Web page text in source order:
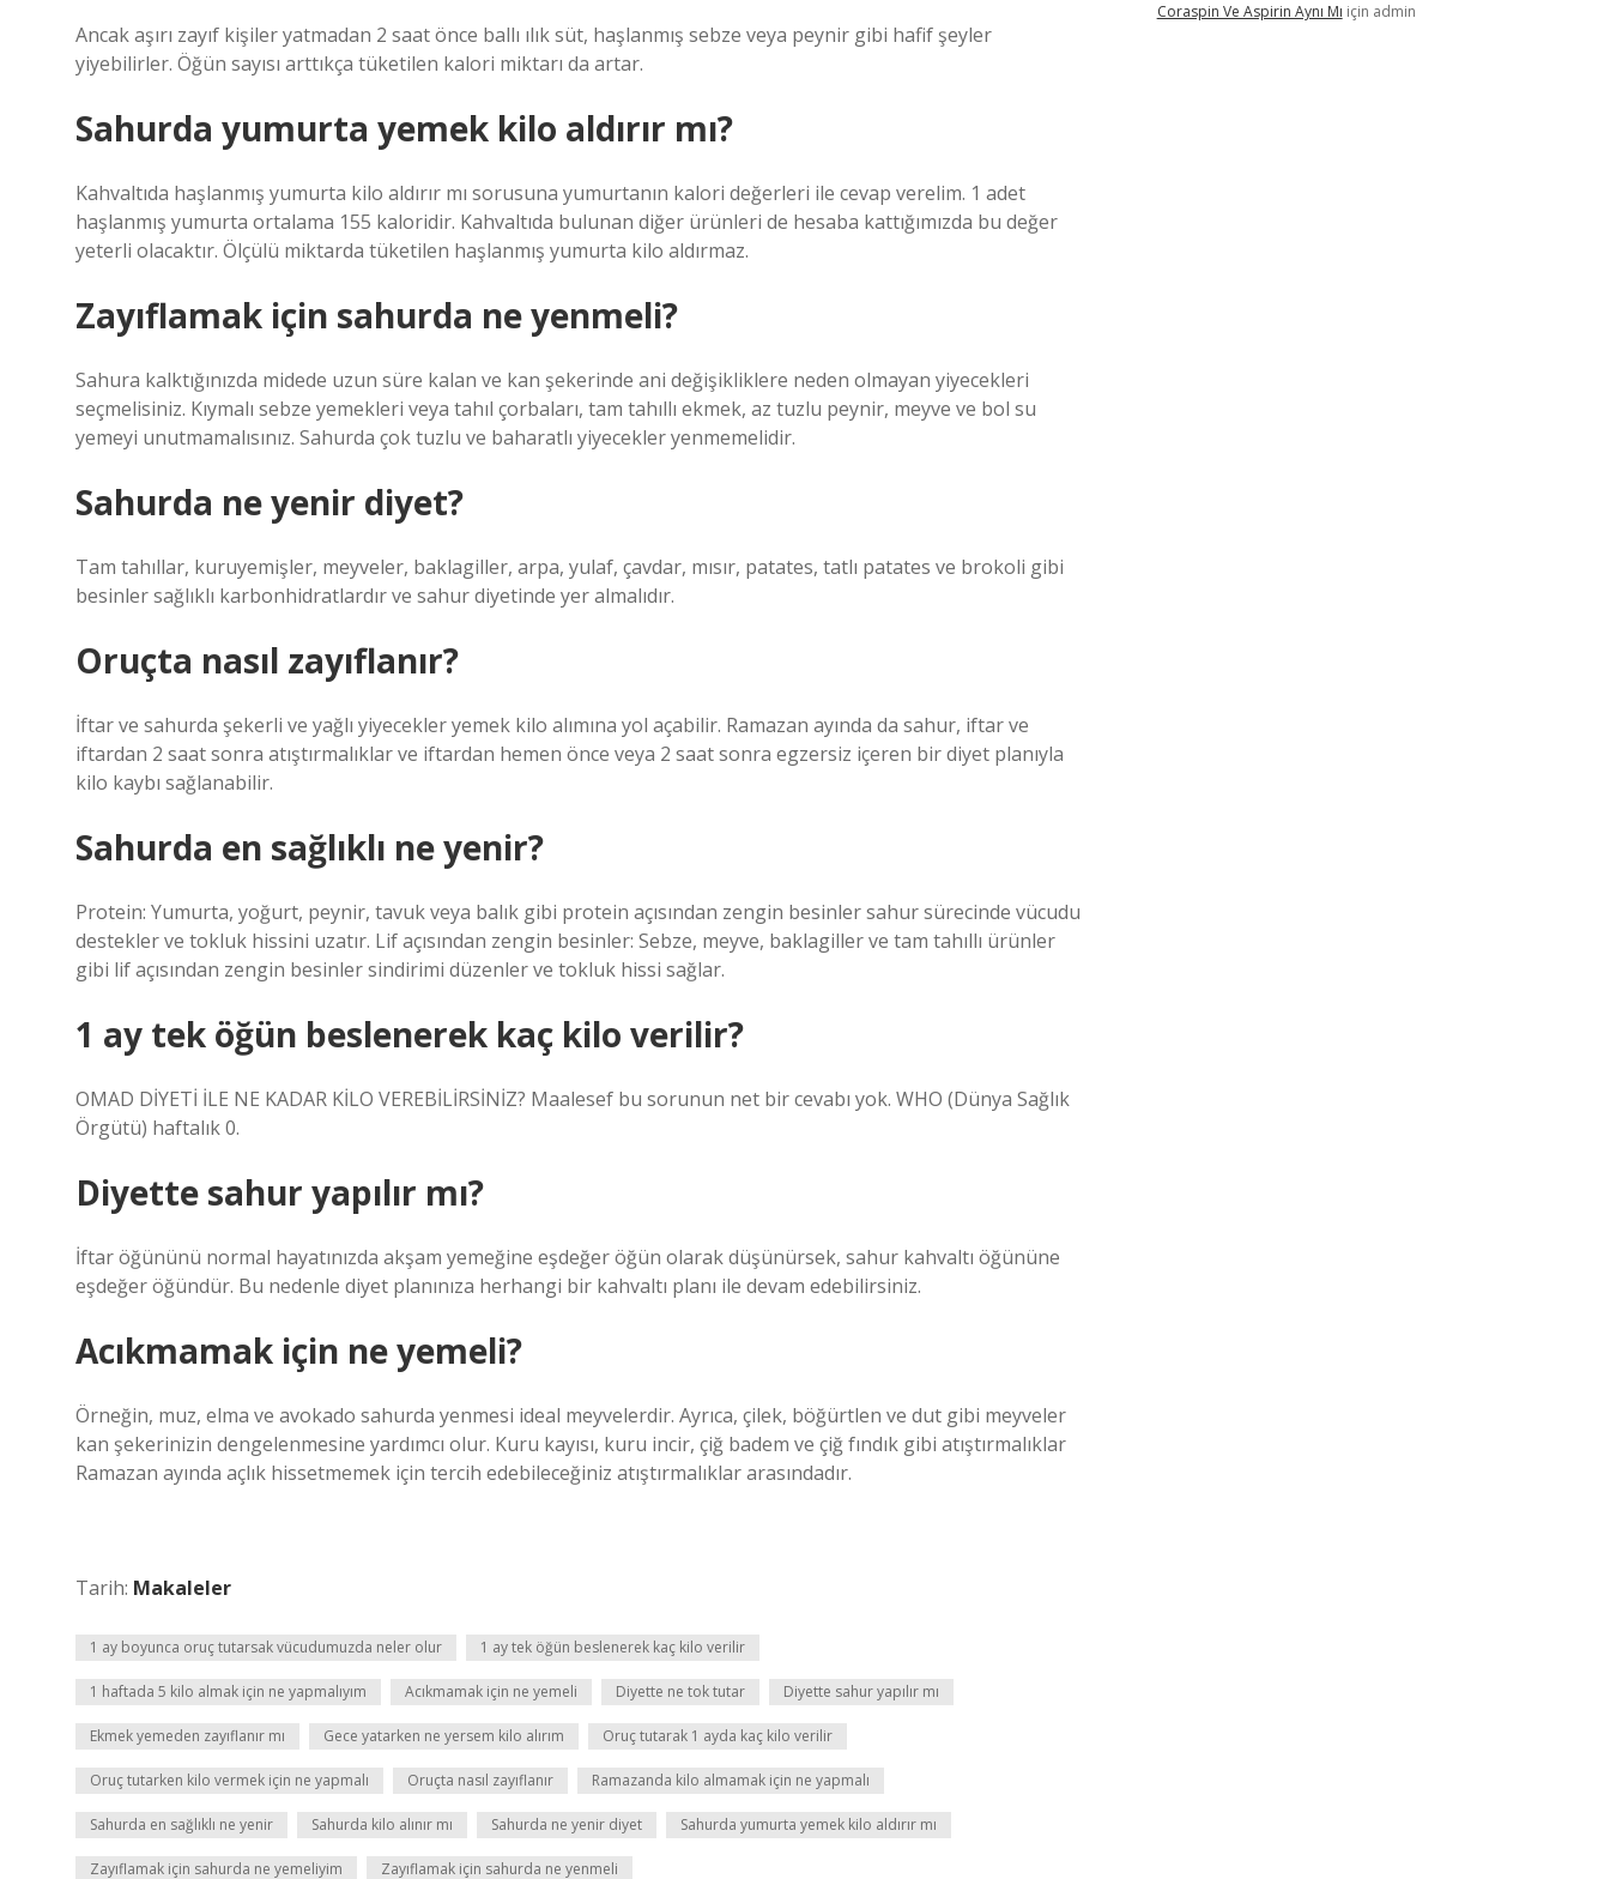
Ancak aşırı zayıf kişiler yatmadan 2 saat önce ballı ılık süt, haşlanmış sebze veya peynir gibi hafif şeyler
yiyebilirler. Öğün sayısı arttıkça tüketilen kalori miktarı da artar.
Sahurda yumurta yemek kilo aldırır mı?
Kahvaltıda haşlanmış yumurta kilo aldırır mı sorusuna yumurtanın kalori değerleri ile cevap verelim. 1 adet
haşlanmış yumurta ortalama 155 kaloridir. Kahvaltıda bulunan diğer ürünleri de hesaba kattığımızda bu değer
yeterli olacaktır. Ölçülü miktarda tüketilen haşlanmış yumurta kilo aldırmaz.
Zayıflamak için sahurda ne yenmeli?
Sahura kalktığınızda midede uzun süre kalan ve kan şekerinde ani değişikliklere neden olmayan yiyecekleri
seçmelisiniz. Kıymalı sebze yemekleri veya tahıl çorbaları, tam tahıllı ekmek, az tuzlu peynir, meyve ve bol su
yemeyi unutmamalısınız. Sahurda çok tuzlu ve baharatlı yiyecekler yenmemelidir.
Sahurda ne yenir diyet?
Tam tahıllar, kuruyemişler, meyveler, baklagiller, arpa, yulaf, çavdar, mısır, patates, tatlı patates ve brokoli gibi
besinler sağlıklı karbonhidratlardır ve sahur diyetinde yer almalıdır.
Oruçta nasıl zayıflanır?
İftar ve sahurda şekerli ve yağlı yiyecekler yemek kilo alımına yol açabilir. Ramazan ayında da sahur, iftar ve
iftardan 2 saat sonra atıştırmalıklar ve iftardan hemen önce veya 2 saat sonra egzersiz içeren bir diyet planıyla
kilo kaybı sağlanabilir.
Sahurda en sağlıklı ne yenir?
Protein: Yumurta, yoğurt, peynir, tavuk veya balık gibi protein açısından zengin besinler sahur sürecinde vücudu
destekler ve tokluk hissini uzatır. Lif açısından zengin besinler: Sebze, meyve, baklagiller ve tam tahıllı ürünler
gibi lif açısından zengin besinler sindirimi düzenler ve tokluk hissi sağlar.
1 ay tek öğün beslenerek kaç kilo verilir?
OMAD DİYETİ İLE NE KADAR KİLO VEREBİLİRSİNİZ? Maalesef bu sorunun net bir cevabı yok. WHO (Dünya Sağlık
Örgütü) haftalık 0.
Diyette sahur yapılır mı?
İftar öğününü normal hayatınızda akşam yemeğine eşdeğer öğün olarak düşünürsek, sahur kahvaltı öğününe
eşdeğer öğündür. Bu nedenle diyet planınıza herhangi bir kahvaltı planı ile devam edebilirsiniz.
Acıkmamak için ne yemeli?
Örneğin, muz, elma ve avokado sahurda yenmesi ideal meyvelerdir. Ayrıca, çilek, böğürtlen ve dut gibi meyveler
kan şekerinizin dengelenmesine yardımcı olur. Kuru kayısı, kuru incir, çiğ badem ve çiğ fındık gibi atıştırmalıklar
Ramazan ayında açlık hissetmemek için tercih edebileceğiniz atıştırmalıklar arasındadır.
Tarih: Makaleler
1 ay boyunca oruç tutarsak vücudumuzda neler olur 1 ay tek öğün beslenerek kaç kilo verilir
1 haftada 5 kilo almak için ne yapmalıyım Acıkmamak için ne yemeli Diyette ne tok tutar Diyette sahur yapılır mı
Ekmek yemeden zayıflanır mı Gece yatarken ne yersem kilo alırım Oruç tutarak 1 ayda kaç kilo verilir
Oruç tutarken kilo vermek için ne yapmalı Oruçta nasıl zayıflanır Ramazanda kilo almamak için ne yapmalı
Sahurda en sağlıklı ne yenir Sahurda kilo alınır mı Sahurda ne yenir diyet Sahurda yumurta yemek kilo aldırır mı
Zayıflamak için sahurda ne yemeliyim Zayıflamak için sahurda ne yenmeli
Coraspin Ve Aspirin Aynı Mı için admin